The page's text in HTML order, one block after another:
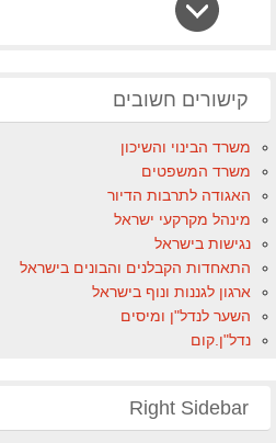
קישורים חשובים
משרד הבינוי והשיכון
משרד המשפטים
האגודה לתרבות הדיור
מינהל מקרקעי ישראל
נגישות בישראל
התאחדות הקבלנים והבונים בישראל
ארגון לגננות ונוף בישראל
השער לנדל"ן ומיסים
נדל"ן.קום
Right Sidebar